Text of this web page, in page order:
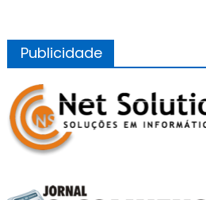
Publicidade